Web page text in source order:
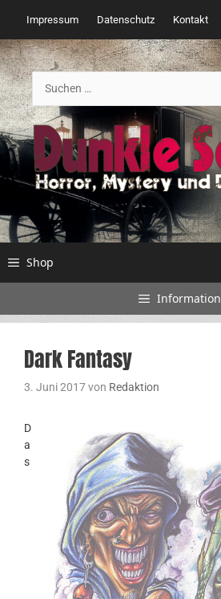
Inhalt
springen
Impressum Datenschutz Kontakt
Suchen
nach:
Shop
Information
Dark Fantasy
3. Juni 2017von Redaktion
D
a
s